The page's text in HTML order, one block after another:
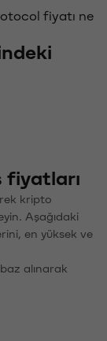
fiyatı ne
fiyatları
kripto
Aşağıdaki
en yüksek ve
alınarak